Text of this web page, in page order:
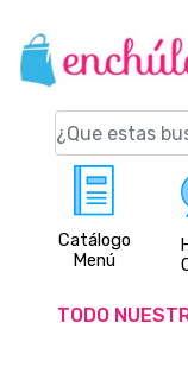
Catálogo
Menú
TODO